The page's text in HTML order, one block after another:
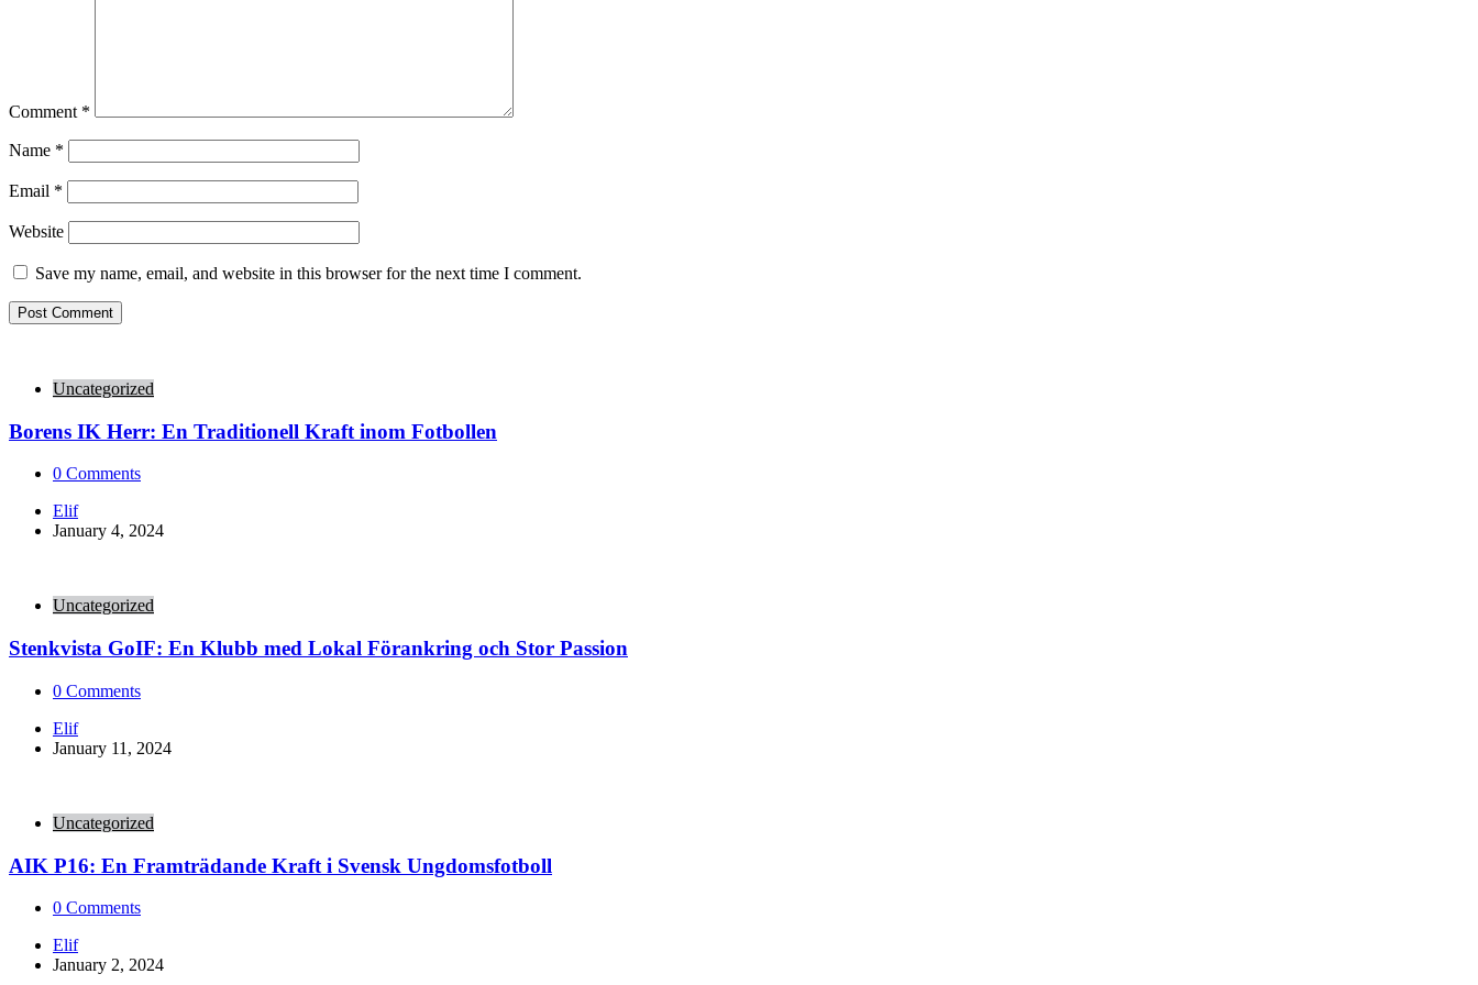
Comment *
Name *
Email *
Website
Save my name, email, and website in this browser for the next time I comment.
Uncategorized
Borens IK Herr: En Traditionell Kraft inom Fotbollen
0 Comments
Posted
by
Elif
January 4, 2024
Uncategorized
Stenkvista GoIF: En Klubb med Lokal Förankring och Stor Passion
0 Comments
Posted
by
Elif
January 11, 2024
Uncategorized
AIK P16: En Framträdande Kraft i Svensk Ungdomsfotboll
0 Comments
Posted
by
Elif
January 2, 2024